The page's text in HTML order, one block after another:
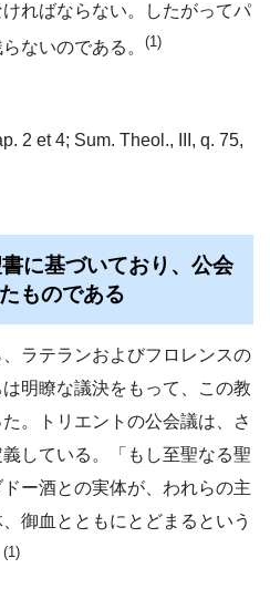
ればならない。したがってパ
ないのである。 (1)
2 et 4; Sum. Theol., III, q. 75,
に基づいており、公会
ものである
ラテランおよびフロレンスの
明瞭な議決をもって、この教
。トリエントの公会議は、さ
している。「もし至聖なる聖
ー酒との実体が、われらの主
御血とともにとどまるという
(1)